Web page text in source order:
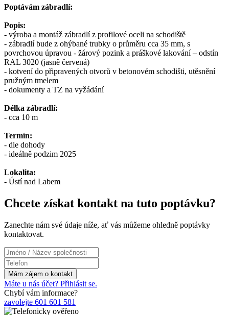
Poptávám zábradlí:
Popis:
- výroba a montáž zábradlí z profilové oceli na schodiště
- zábradlí bude z ohýbané trubky o průměru cca 35 mm, s
povrchovou úpravou - žárový pozink a práškové lakování – odstín
RAL 3020 (jasně červená)
- kotvení do připravených otvorů v betonovém schodišti, utěsnění
pružným tmelem
- dokumenty a TZ na vyžádání
Délka zábradlí:
- cca 10 m
Termín:
- dle dohody
- ideálně podzim 2025
Lokalita:
- Ústí nad Labem
Chcete získat kontakt na tuto poptávku?
Zanechte nám své údaje níže, ať vás můžeme ohledně poptávky
kontaktovat.
Máte u nás účet? Přihlásit se.
Chybí vám informace?
zavolejte 601 601 581